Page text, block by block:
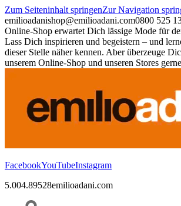
Zum Seiteninhalt springenZur Navigation
emilioadanishop@emilioadani.com0800 525
Online-Shop erwartet Dich lässige Mode für
Lass Dich inspirieren und begeistern – und
dieser Stelle näher kennen. Aber überzeuge
unserem Online-Shop und unseren Stores
FacebookYouTubeInstagram
5.004.89528emilioadani.com